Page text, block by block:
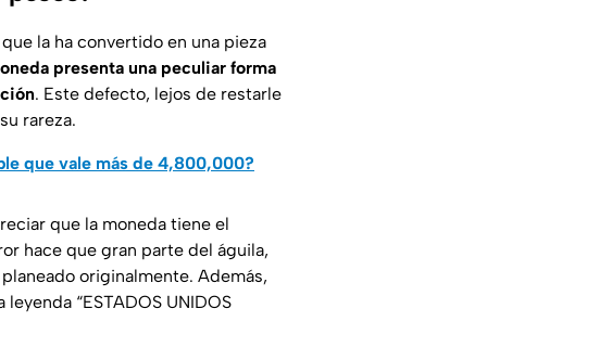
la ha convertido en una pieza
presenta una peculiar forma
. Este defecto, lejos de restarle
rareza.
que vale más de 4,800,000?
que la moneda tiene el
hace que gran parte del águila,
originalmente. Además,
“ESTADOS UNIDOS